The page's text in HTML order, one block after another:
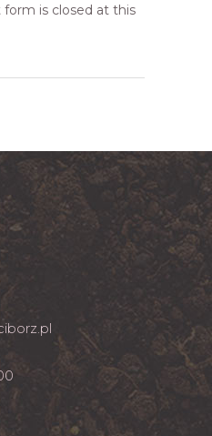
is closed at this